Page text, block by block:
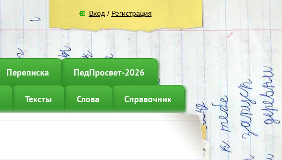
Вход / Регистрация
Переписка ПедПросвет-2026
Тексты Слова Справочник